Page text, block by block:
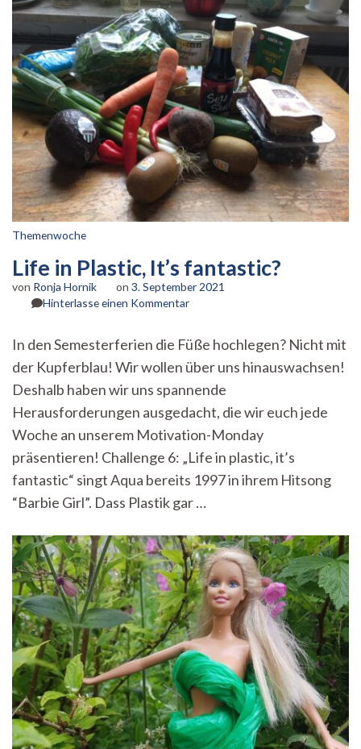
Themenwoche
Life in Plastic, It’s fantastic?
von Ronja Hornik on 3. September 2021
Hinterlasse einen Kommentarzu
Plastic,
It’s
fantastic?
In den Semesterferien die Füße hochlegen? Nicht mit
der Kupferblau! Wir wollen über uns hinauswachsen!
Deshalb haben wir uns spannende
Herausforderungen ausgedacht, die wir euch jede
Woche an unserem Motivation-Monday
präsentieren! Challenge 6: „Life in plastic, it’s
fantastic“ singt Aqua bereits 1997 in ihrem Hitsong
“Barbie Girl”. Dass Plastik gar …